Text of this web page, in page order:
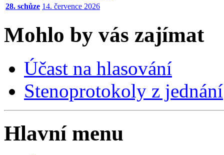
28. schůze 14. července 2026
Mohlo by vás zajímat
Účast na hlasování
Stenoprotokoly z jednání
Hlavní menu